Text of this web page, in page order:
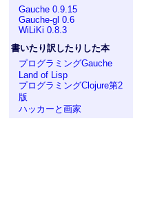
Gauche 0.9.15
Gauche-gl 0.6
WiLiKi 0.8.3
書いたり訳したりした本
プログラミングGauche
Land of Lisp
プログラミングClojure第2
版
ハッカーと画家